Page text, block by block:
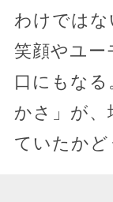
わけではな
笑顔やユー
口にもなる
かさ」が、
ていたかど